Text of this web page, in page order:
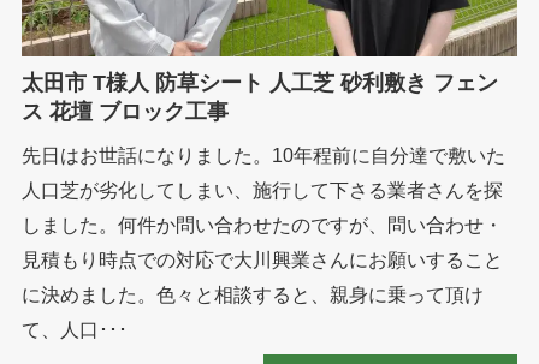
太田市 T様人 防草シート 人工芝 砂利敷き フェン
ス 花壇 ブロック工事
先日はお世話になりました。10年程前に自分達で敷いた
人口芝が劣化してしまい、施行して下さる業者さんを探
しました。何件か問い合わせたのですが、問い合わせ・
見積もり時点での対応で大川興業さんにお願いすること
に決めました。色々と相談すると、親身に乗って頂け
て、人口･･･